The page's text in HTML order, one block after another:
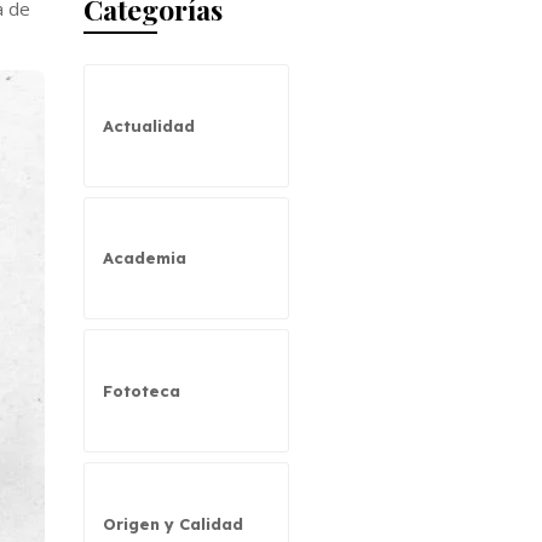
de Categorías
Actualidad
Academia
Fototeca
Origen y Calidad